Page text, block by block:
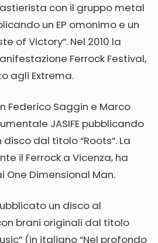
con il gruppo metal
un EP omonimo e un
of Victory”. Nel 2010 la
Ferrock Festival,
agli Extrema.
Federico Saggin e Marco
JASIFE pubblicando
disco dal titolo “Roots”. La
il Ferrock a Vicenza, ha
Dimensional Man.
un disco al
brani originali dal titolo
(in italiano “Nel profondo